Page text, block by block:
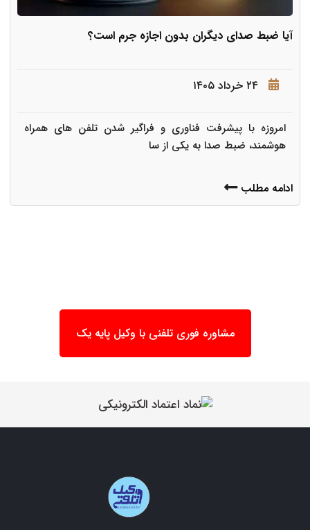
آیا ضبط صدای دیگران بدون اجازه جرم است؟
۲۴ خرداد ۱۴۰۵
امروزه با پیشرفت فناوری و فراگیر شدن تلفن های همراه
هوشمند، ضبط صدا به یکی از سا
ادامه مطلب
مشاوره فوری تلفنی با وکیل پایه یک